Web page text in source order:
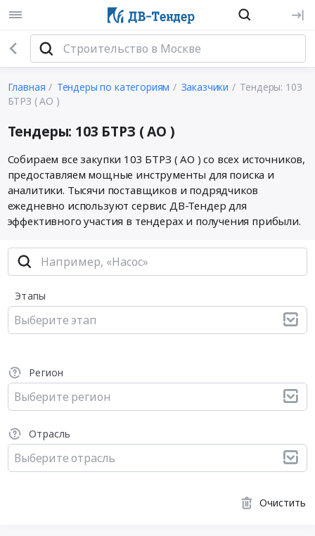
Главная Тендеры по категориям Заказчики
Тендеры: 103
БТРЗ ( АО )
Тендеры: 103 БТРЗ ( АО )
Собираем все закупки 103 БТРЗ ( АО ) со всех источников,
предоставляем мощные инструменты для поиска и
аналитики. Тысячи поставщиков и подрядчиков
ежедневно используют сервис ДВ-Тендер для
эффективного участия в тендерах и получения прибыли.
Этапы
Выберите этап
Регион
Выберите регион
Отрасль
Выберите отрасль
Очистить